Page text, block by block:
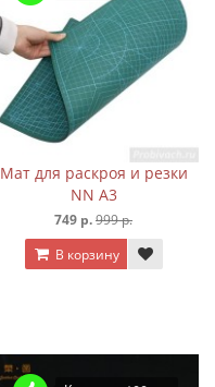
Мат для раскроя и резки
NN А3
749 р.999 р.
В корзину